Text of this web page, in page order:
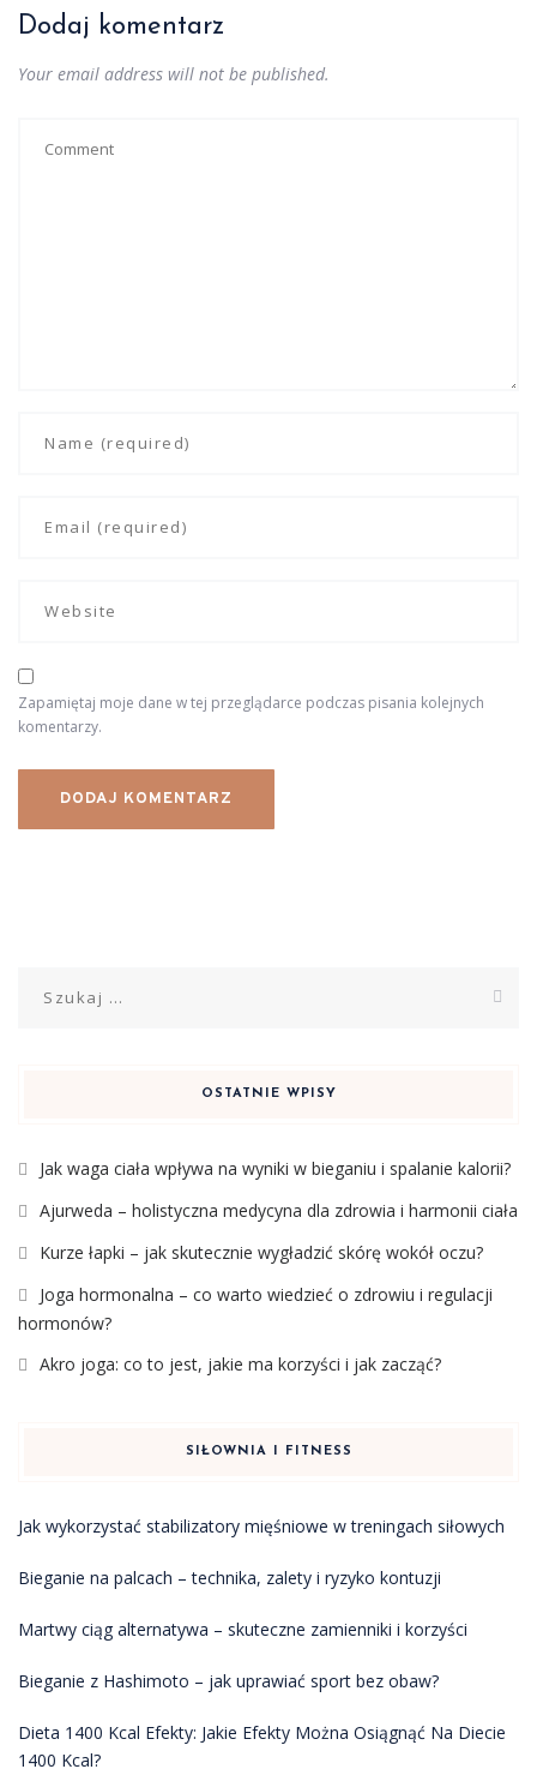
Dodaj komentarz
Your email address will not be published.
Zapamiętaj moje dane w tej przeglądarce podczas pisania kolejnych
komentarzy.
OSTATNIE WPISY
Jak waga ciała wpływa na wyniki w bieganiu i spalanie kalorii?
Ajurweda – holistyczna medycyna dla zdrowia i harmonii ciała
Kurze łapki – jak skutecznie wygładzić skórę wokół oczu?
Joga hormonalna – co warto wiedzieć o zdrowiu i regulacji
hormonów?
Akro joga: co to jest, jakie ma korzyści i jak zacząć?
SIŁOWNIA I FITNESS
Jak wykorzystać stabilizatory mięśniowe w treningach siłowych
Bieganie na palcach – technika, zalety i ryzyko kontuzji
Martwy ciąg alternatywa – skuteczne zamienniki i korzyści
Bieganie z Hashimoto – jak uprawiać sport bez obaw?
Dieta 1400 Kcal Efekty: Jakie Efekty Można Osiągnąć Na Diecie
1400 Kcal?